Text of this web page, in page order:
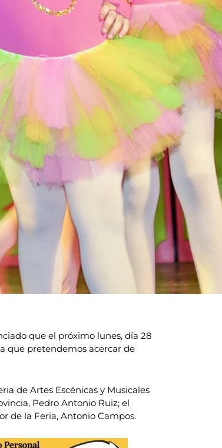
que el próximo lunes, día 28
que pretendemos acercar de
de Artes Escénicas y Musicales
Pedro Antonio Ruiz; el
de la Feria, Antonio Campos.